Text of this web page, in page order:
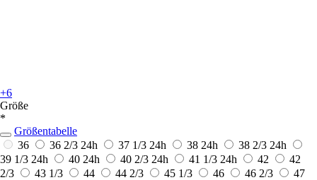
+6
Größe
*
Größentabelle
36
36 2/3 24h 37 1/3 24h 38 24h 38 2/3 24h
39 1/3 24h 40 24h 40 2/3 24h 41 1/3 24h 42
42
2/3
43 1/3 44 44 2/3 45 1/3 46 46 2/3
47